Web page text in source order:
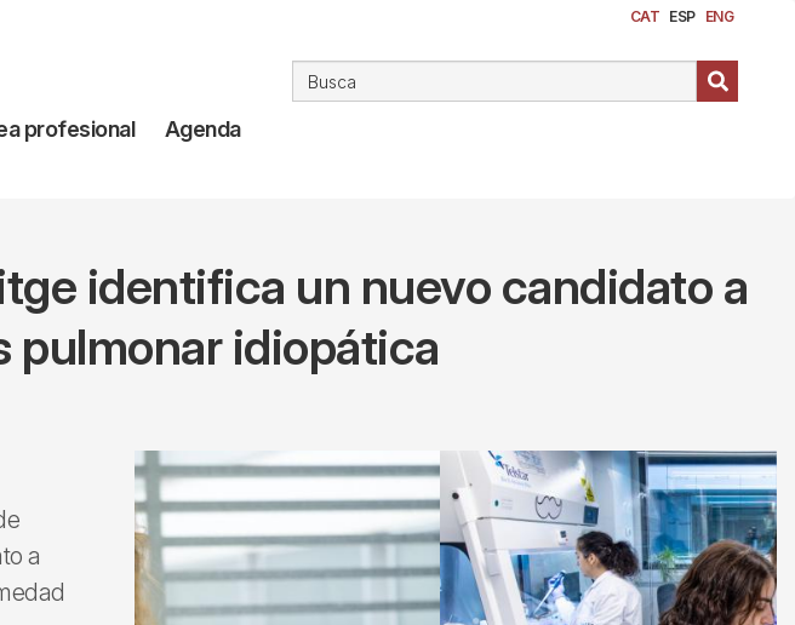
CAT ESP ENG
profesional Agenda
identifica un nuevo candidato a
pulmonar idiopática
a